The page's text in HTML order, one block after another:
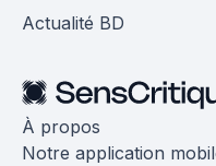
Actualité BD
À propos
Notre application